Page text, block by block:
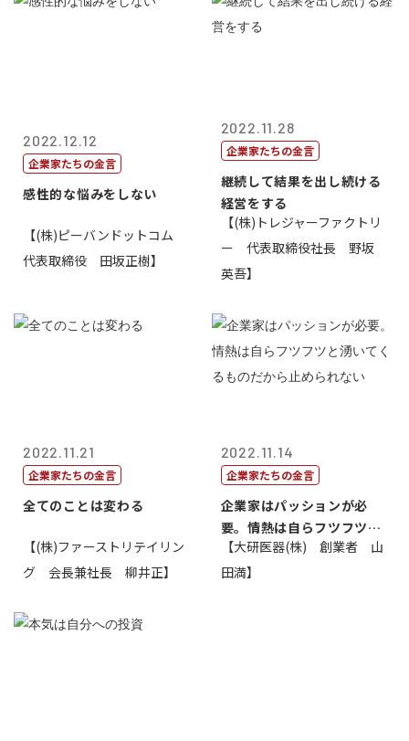
2022.12.12
企業家たちの金言
感性的な悩みをしない
【(株)ピーバンドットコム
代表取締役 田坂正樹】
2022.11.28
企業家たちの金言
継続して結果を出し続ける
経営をする
【(株)トレジャーファクトリ
ー 代表取締役社長 野坂
英吾】
2022.11.21
企業家たちの金言
全てのことは変わる
【(株)ファーストリテイリン
グ 会長兼社長 柳井正】
2022.11.14
企業家たちの金言
企業家はパッションが必
要。情熱は自らフツフツと
湧いてくるもの...
【大研医器(株) 創業者 山
田満】